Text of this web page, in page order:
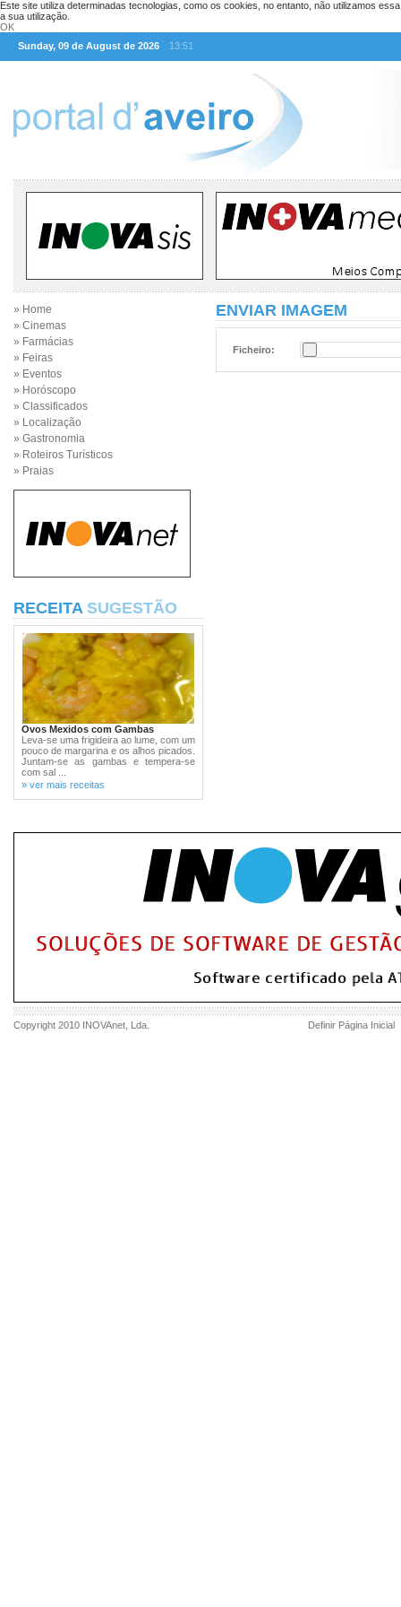
Este site utiliza determinadas tecnologias, como os cookies, no entanto, não utilizamos
a sua utilização.
OK
Sunday, 09 de August de 2026
13:51
» Home
» Cinemas
» Farmácias
» Feiras
» Eventos
» Horóscopo
» Classificados
» Localização
» Gastronomia
» Roteiros Turísticos
» Praias
RECEITA SUGESTÃO
Ovos Mexidos com Gambas
Leva-se uma frigideira ao lume, com um
pouco de margarina e os alhos picados.
Juntam-se as gambas e tempera-se
com sal ...
» ver mais receitas
ENVIAR IMAGEM
Ficheiro:
Copyright 2010 INOVAnet , Lda. Definir Página Inicial